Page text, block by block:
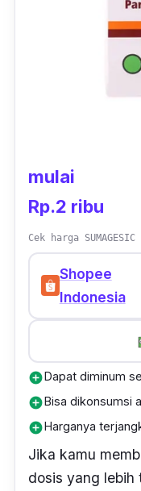
mulai
Rp.2 ribu
Cek harga
Shopee
Indonesia
add_circleDapat diminum
add_circleBisa dikonsumsi
add_circleHarganya
Jika kamu
dosis yang lebih